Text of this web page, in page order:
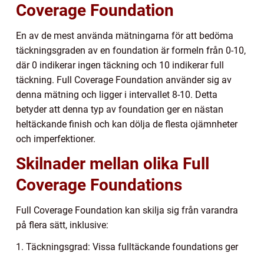
Coverage Foundation
En av de mest använda mätningarna för att bedöma
täckningsgraden av en foundation är formeln från 0-10,
där 0 indikerar ingen täckning och 10 indikerar full
täckning. Full Coverage Foundation använder sig av
denna mätning och ligger i intervallet 8-10. Detta
betyder att denna typ av foundation ger en nästan
heltäckande finish och kan dölja de flesta ojämnheter
och imperfektioner.
Skilnader mellan olika Full
Coverage Foundations
Full Coverage Foundation kan skilja sig från varandra
på flera sätt, inklusive:
1. Täckningsgrad: Vissa fulltäckande foundations ger